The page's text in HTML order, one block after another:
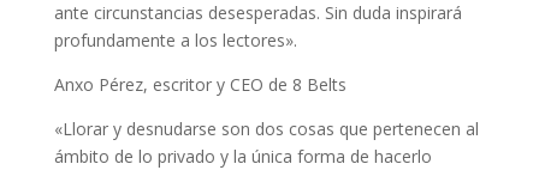
ante circunstancias desesperadas. Sin duda inspirará
profundamente a los lectores».
Anxo Pérez, escritor y CEO de 8 Belts
«Llorar y desnudarse son dos cosas que pertenecen al
ámbito de lo privado y la única forma de hacerlo